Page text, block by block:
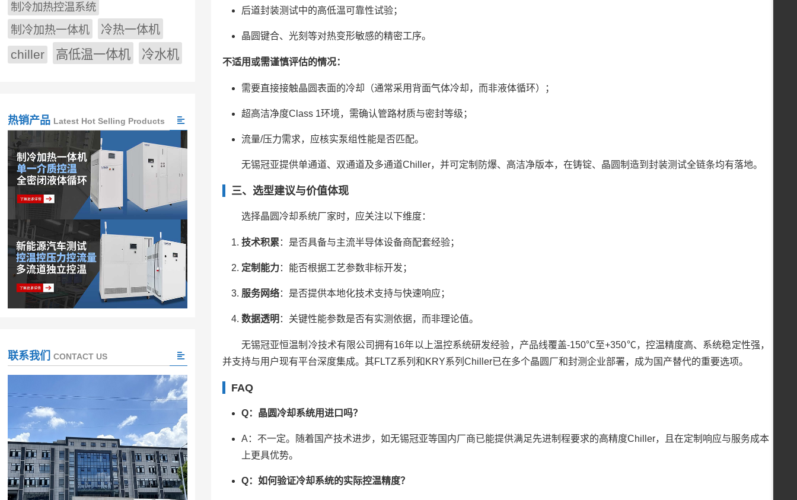
后道封装测试中的高低温可靠性试验；
晶圆键合、光刻等对热变形敏感的精密工序。
不适用或需谨慎评估的情况：
需要直接接触晶圆表面的冷却（通常采用背面气体冷却，而非液体循环）；
超高洁净度Class 1环境，需确认管路材质与密封等级；
流量/压力需求，应核实泵组性能是否匹配。
无锡冠亚提供单通道、双通道及多通道Chiller，并可定制防爆、高洁净版本，在铸锭、晶圆制造到封装测试全链条均有落地。
三、选型建议与价值体现
选择晶圆冷却系统厂家时，应关注以下维度：
技术积累 ：是否具备与主流半导体设备商配套经验；
定制能力：能否根据工艺参数非标开发；
服务网络：是否提供本地化技术支持与快速响应；
数据透明 ：关键性能参数是否有实测依据，而非理论值。
无锡冠亚恒温制冷技术有限公司拥有16年以上温控系统研发经验，产品线覆盖-150℃至+350℃，控温精度高、系统稳定性强，
并支持与用户现有平台深度集成。其FLTZ系列和KRY系列Chiller已在多个晶圆厂和封测企业部署，成为国产替代的重要选项。
FAQ
Q：晶圆冷却系统用进口吗？
A：不一定。随着国产技术进步，如无锡冠亚等国内厂商已能提供满足先进制程要求的高精度Chiller，且在定制响应与服务成本
上更具优势。
Q：如何验证冷却系统的实际控温精度？
制冷加热控温系统
制冷加热一体机
冷热一体机
chiller 高低温一体机 冷水机
热销产品 Latest Hot Selling Products
联系我们 CONTACT US